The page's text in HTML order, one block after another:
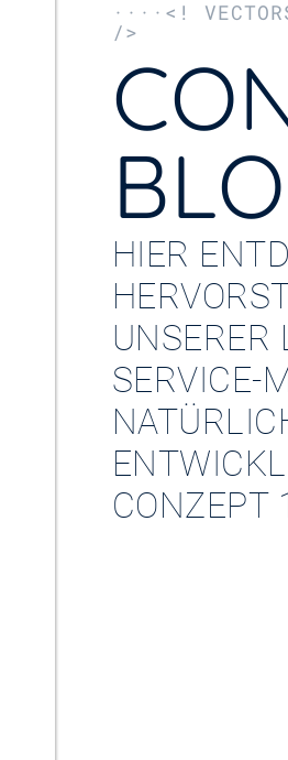
····<!
/>
HIER
UNSERER
SERVICE-
CONZEPT